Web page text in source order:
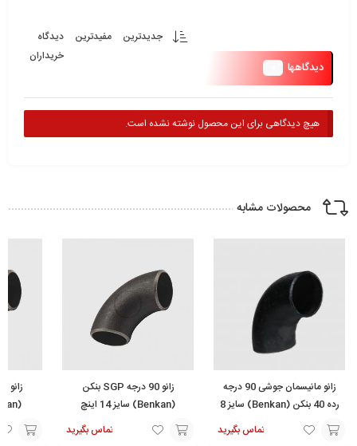
دیدگاهها
جدیدترین مفیدترین
دیدگاه
خریداران
هیچ دیدگاهی برای این محصول نوشته نشده است.
محصولات مشابه
زانو مانیسمان جوشی 90 درجه
رده 40 بنکن (Benkan) سایز 8
تماس بگیرید
زانو 90 درجه SGP بنکن
(Benkan) سایز 14 اینچ
تماس بگیرید
(Benkan) سایز 4 اینچ